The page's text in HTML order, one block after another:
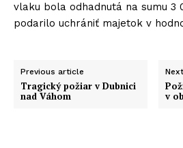
vlaku bola odhadnutá na sumu 3
podarilo uchrániť majetok v
Previous article
Tragický požiar v Dubnici
nad Váhom
v